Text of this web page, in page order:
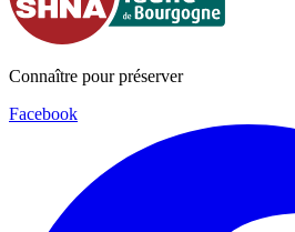
Connaître pour préserver
Facebook